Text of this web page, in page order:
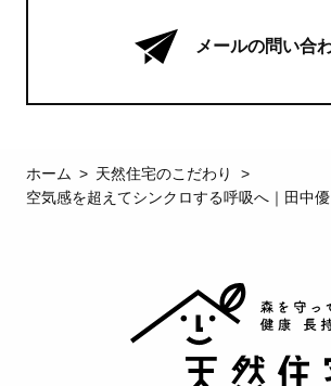
メールの問い合
ホーム
天然住宅のこだわり
空気感を超えてシンクロする呼吸へ｜田中